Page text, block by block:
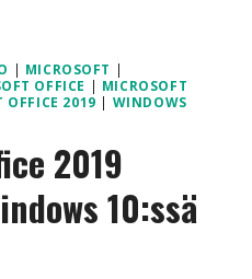
| MICROSOFT |
OFFICE | MICROSOFT
OFFICE 2019 | WINDOWS
2019
10:ssä